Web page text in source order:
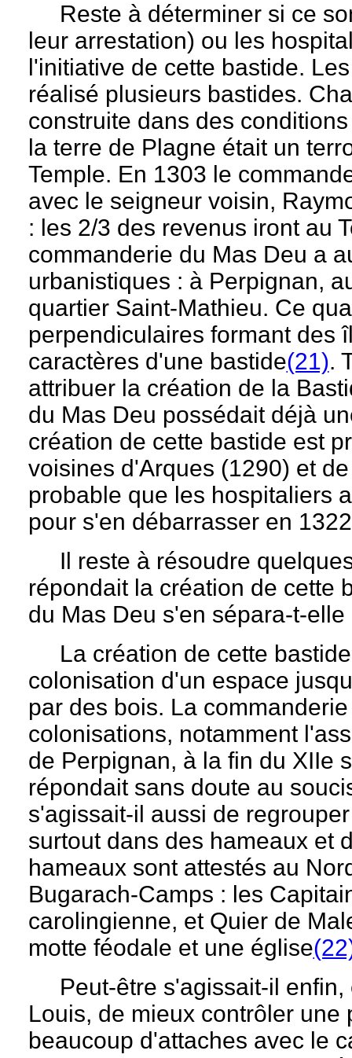
Reste à déterminer si ce
leur arrestation) ou les
l'initiative de cette bastide.
réalisé plusieurs bastides.
construite dans des
la terre de Plagne était un
Temple. En 1303 le
avec le seigneur voisin,
: les 2/3 des revenus iront au
commanderie du Mas Deu a
urbanistiques : à Perpignan,
quartier Saint-Mathieu. Ce
perpendiculaires formant des
caractères d'une bastide(21).
attribuer la création de la
du Mas Deu possédait déjà
création de cette bastide est
voisines d'Arques (1290) et
probable que les hospitaliers
pour s'en débarrasser en
Il reste à résoudre
répondait la création de cette
du Mas Deu s'en sépara-t-
La création de cette
colonisation d'un espace
par des bois. La
colonisations, notamment
de Perpignan, à la fin du XIIe
répondait sans doute au
s'agissait-il aussi de
surtout dans des hameaux et
hameaux sont attestés au
Bugarach-Camps : les
carolingienne, et Quier de
motte féodale et une église
Peut-être s'agissait-il enfin,
Louis, de mieux contrôler
beaucoup d'attaches avec le